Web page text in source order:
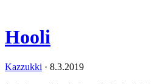
Hooli
Kazzukki · 8.3.2019